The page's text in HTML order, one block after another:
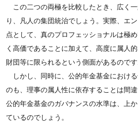
この二つの両極を比較したとき、広く
り、凡人の集団統治でしょう。実際、エ
点として、真のプロフェッショナルは極
く高価であることに加えて、高度に属人
財団等に限られるという側面があるのです
しかし、同時に、公的年金基金におけ
のも、理事の属人性に依存することは間
公的年金基金のガバナンスの水準は、上
ているのでしょう。